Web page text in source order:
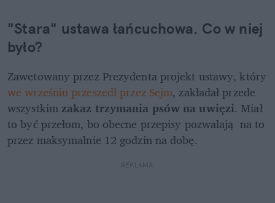
"Stara" ustawa łańcuchowa. Co w niej
było?
we wrześniu przeszedł przez Sejm, zakładał przede
wszystkim zakaz trzymania psów na uwięzi. Miał
to być przełom, bo obecne przepisy pozwalają  na to
przez maksymalnie 12 godzin na dobę.
REKLAMA